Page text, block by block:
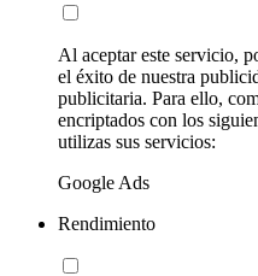
Al aceptar este servicio,
el éxito de nuestra
publicitaria. Para ello,
encriptados con los
utilizas sus servicios:
Google Ads
Rendimiento